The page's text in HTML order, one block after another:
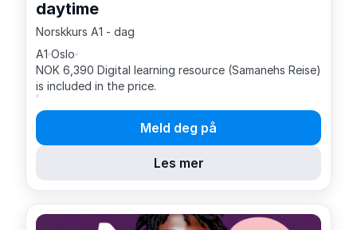
daytime
Norskkurs A1 - dag
A1 Oslo
NOK 6,390 Digital learning resource (Samanehs Reise)
is included in the price.
Meld deg på
Les mer